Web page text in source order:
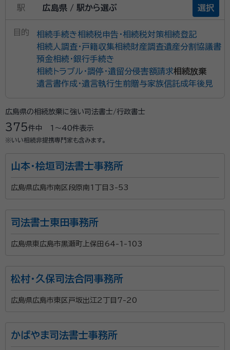
駅 広島県 / 駅から選ぶ 選択
目的 相続手続き相続税申告・相続税対策相続登記
相続人調査・戸籍収集相続財産調査遺産分割協議書
預金相続・銀行手続き
相続トラブル・調停・遺留分侵害額請求相続放棄
遺言書作成・遺言執行生前贈与家族信託成年後見
広島県の相続放棄に強い司法書士/行政書士
375件中 1〜40件表示
※いい相続非提携専門家も含みます。
山本・桧垣司法書士事務所
広島県広島市南区段原南1丁目3-53
司法書士東田事務所
広島県東広島市黒瀬町上保田64-1-103
松村・久保司法合同事務所
広島県広島市東区戸坂出江2丁目7-20
かばやま司法書士事務所